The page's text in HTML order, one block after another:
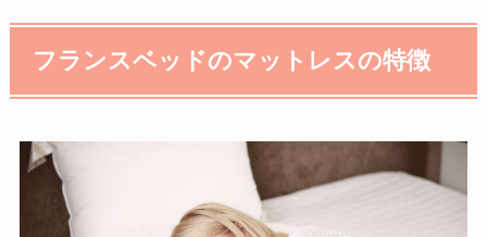
フランスベッドのマットレスの特徴